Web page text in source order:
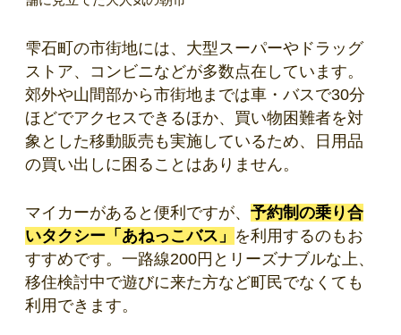
雫石町の市街地には、大型スーパーやドラッグ
ストア、コンビニなどが多数点在しています。
郊外や山間部から市街地までは車・バスで30分
ほどでアクセスできるほか、買い物困難者を対
象とした移動販売も実施しているため、日用品
の買い出しに困ることはありません。
マイカーがあると便利ですが、 予約制の乗り合
いタクシー「あねっこバス」 を利用するのもお
すすめです。一路線200円とリーズナブルな上、
移住検討中で遊びに来た方など町民でなくても
利用できます。